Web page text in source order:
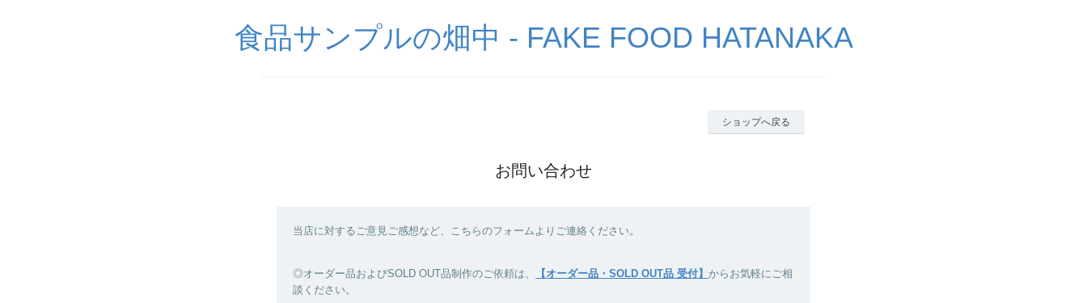
食品サンプルの畑中 - FAKE FOOD HATANAKA
ショップへ戻る
お問い合わせ
当店に対するご意見ご感想など、こちらのフォームよりご連絡ください。
◎オーダー品およびSOLD OUT品制作のご依頼は、 【オーダー品・SOLD OUT品 受付】 からお気軽にご相
談ください。